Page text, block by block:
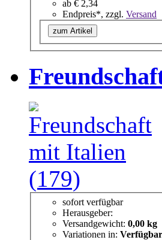
ab € 2,34
Endpreis*, zzgl. Versand
zum Artikel
sofort verfügbar
Herausgeber:
Versandgewicht: 0,00 kg
Variationen in: